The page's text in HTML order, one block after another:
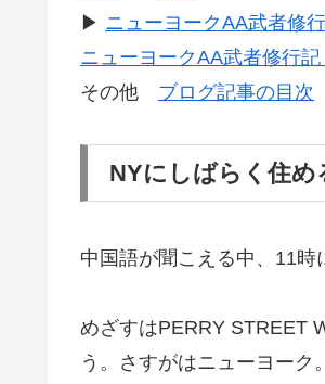
▶ ニューヨークAA武者修
ニューヨークAA武者修行
その他 ブログ記事の目次
NYにしばらく住
中国語が聞こえる中、11時
めざすはPERRY STREET
う。さすがはニューヨーク